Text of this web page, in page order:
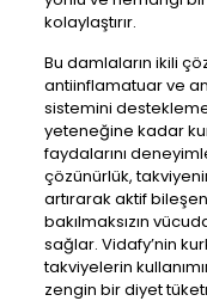
kolaylaştırır.
Bu damlaların ikili
antiinflamatuar ve
sistemini
yeteneğine kadar
faydalarını
çözünürlük,
artırarak aktif
bakılmaksızın
sağlar. Vidafy’nin
takviyelerin
zengin bir diyet